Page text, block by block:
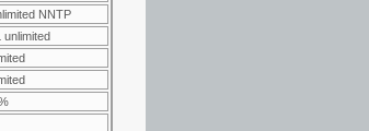
NNTP
unlimited